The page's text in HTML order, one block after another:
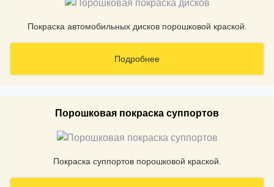
Покраска автомобильных дисков порошковой краской.
Подробнее
Порошковая покраска суппортов
Покраска суппортов порошковой краской.